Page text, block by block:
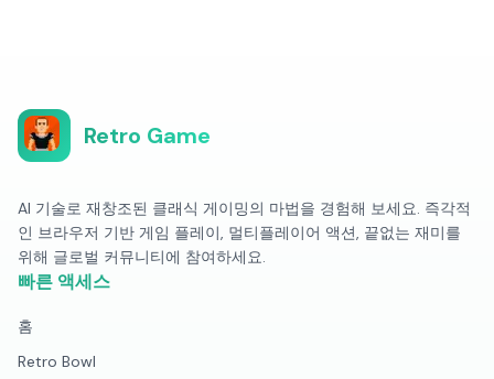
Retro Game
AI 기술로 재창조된 클래식 게이밍의 마법을 경험해 보세요. 즉각적
인 브라우저 기반 게임 플레이, 멀티플레이어 액션, 끝없는 재미를
위해 글로벌 커뮤니티에 참여하세요.
빠른 액세스
홈
Retro Bowl